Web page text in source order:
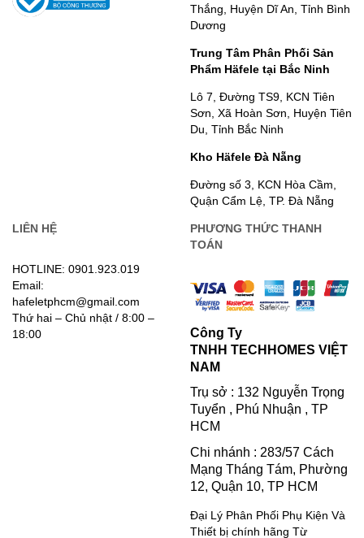
Thắng, Huyện Dĩ An, Tỉnh Bình
Dương
Trung Tâm Phân Phối Sản
Phẩm Häfele tại Bắc Ninh
Lô 7, Đường TS9, KCN Tiên
Sơn, Xã Hoàn Sơn, Huyện Tiên
Du, Tỉnh Bắc Ninh
Kho Häfele Đà Nẵng
Đường số 3, KCN Hòa Cầm,
Quận Cẩm Lệ, TP. Đà Nẵng
LIÊN HỆ
HOTLINE: 0901.923.019
Email:
hafeletphcm@gmail.com
Thứ hai – Chủ nhật / 8:00 –
18:00
PHƯƠNG THỨC THANH
TOÁN
Công Ty
TNHH TECHHOMES VIỆT
NAM
Trụ sở : 132 Nguyễn Trọng
Tuyển , Phú Nhuận , TP
HCM
Chi nhánh : 283/57 Cách
Mạng Tháng Tám, Phường
12, Quận 10, TP HCM
Đại Lý Phân Phối Phụ Kiện Và
Thiết bị chính hãng Từ